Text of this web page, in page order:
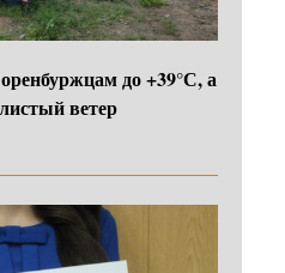
до +39°С, а
ветер